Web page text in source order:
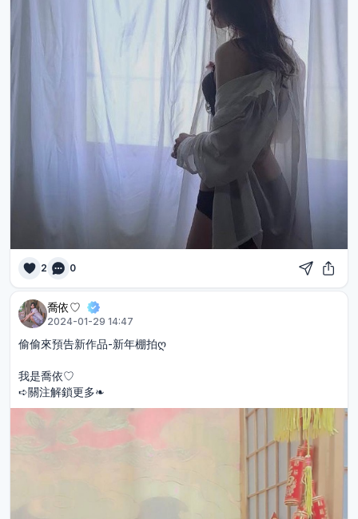
2 0
喬依♡︎
2024-01-29 14:47
偷偷來預告新作品-新年棚拍ღ
我是喬依♡︎
➪關注解鎖更多❧